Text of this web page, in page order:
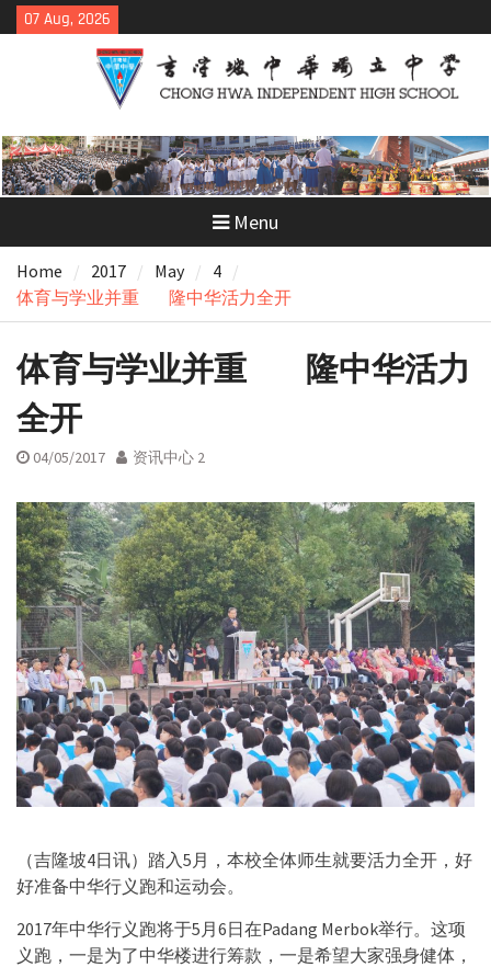
Skip
to
07 Aug, 2026
Menu
Home 2017 May
4
体育与学业并重 隆中华活力全开
体育与学业并重 隆中华活力
全开
04/05/2017 资讯中心 2
（吉隆坡4日讯）踏入5月，本校全体师生就要活力全开，好
好准备中华行义跑和运动会。
2017年中华行义跑将于5月6日在Padang Merbok举行。这项
义跑，一是为了中华楼进行筹款，一是希望大家强身健体，